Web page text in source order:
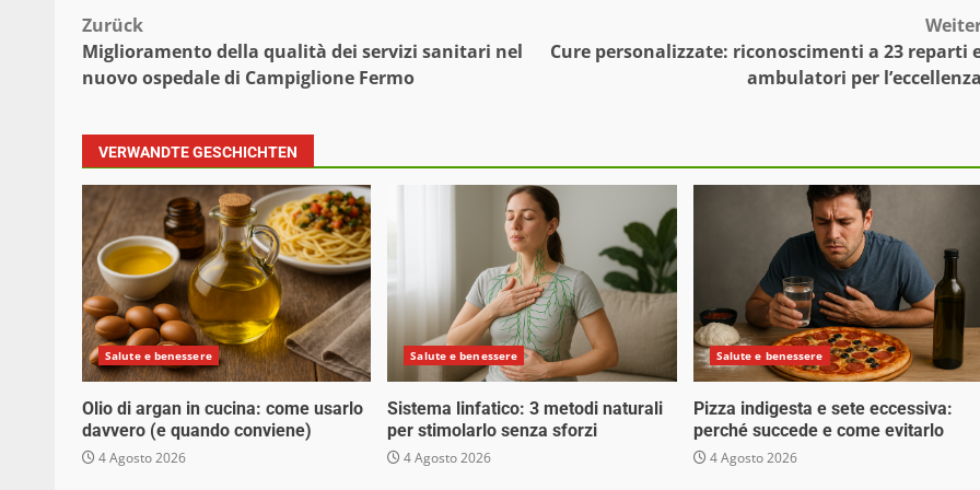
Beitragsnavigation
Zurück
Miglioramento della qualità dei servizi sanitari nel
nuovo ospedale di Campiglione Fermo
Cure personalizzate: riconoscimenti a 23 reparti
ambulatori per l’eccellenza
VERWANDTE GESCHICHTEN
Salute e benessere
Olio di argan in cucina: come usarlo
davvero (e quando conviene)
4 Agosto 2026
Salute e benessere
Sistema linfatico: 3 metodi naturali
per stimolarlo senza sforzi
4 Agosto 2026
Salute e benessere
Pizza indigesta e sete eccessiva:
perché succede e come evitarlo
4 Agosto 2026